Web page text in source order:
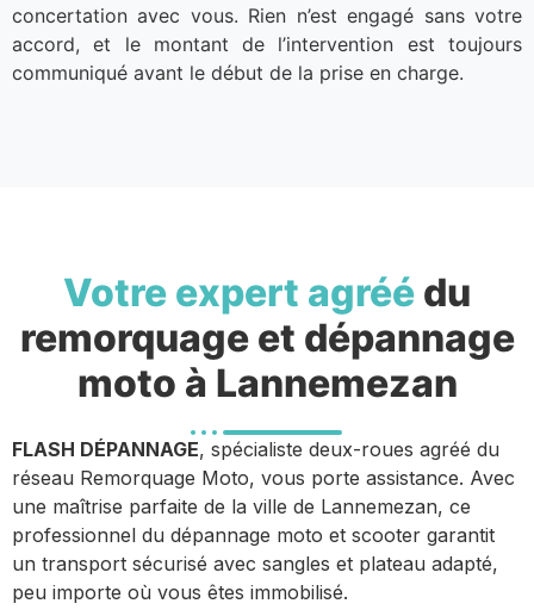
concertation avec vous. Rien n’est engagé sans votre
accord, et le montant de l’intervention est toujours
communiqué avant le début de la prise en charge.
Votre expert agréé du
remorquage et dépannage
moto à Lannemezan
FLASH DÉPANNAGE, spécialiste deux-roues agréé du
réseau Remorquage Moto, vous porte assistance. Avec
une maîtrise parfaite de la ville de Lannemezan, ce
professionnel du dépannage moto et scooter garantit
un transport sécurisé avec sangles et plateau adapté,
peu importe où vous êtes immobilisé.